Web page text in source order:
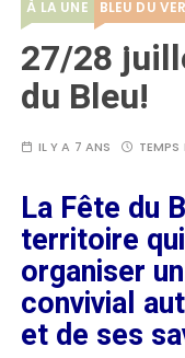
À LA UNE BLEU DU
27/28
du Bleu!
IL Y A 7 ANS TEMPS
La Fête du
territoire
organiser
convivial
et de ses